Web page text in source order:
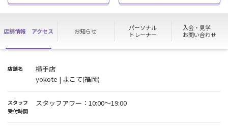
店舗情報 アクセス お知らせ
パーソナル
トレーナー
入会・見学
お問い合わせ
店舗名
横手店
yokote | よこて(福岡)
スタッフ
受付時間
スタッフアワー：10:00〜19:00